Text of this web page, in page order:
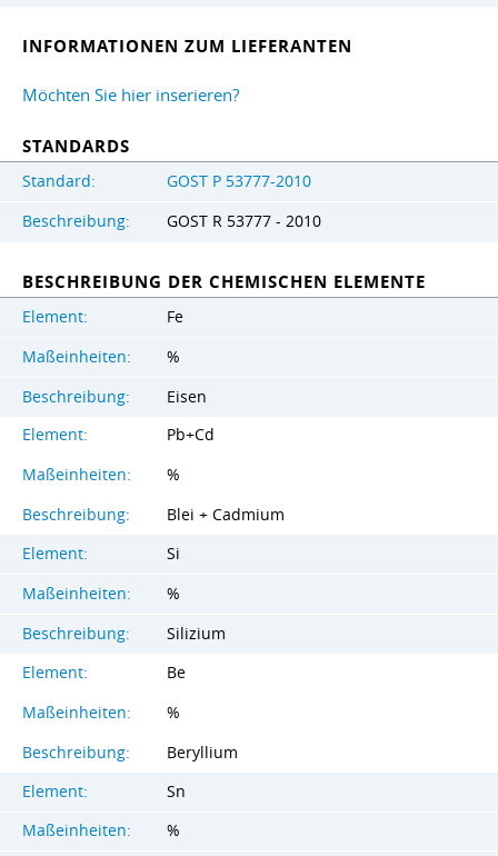
INFORMATIONEN ZUM LIEFERANTEN
Möchten Sie hier inserieren?
STANDARDS
Standard:
GOST Р 53777-2010
Beschreibung:
GOST R 53777 - 2010
BESCHREIBUNG DER CHEMISCHEN ELEMENTE
Element:
Fe
Maßeinheiten:
%
Beschreibung:
Eisen
Element:
Pb+Cd
Maßeinheiten:
%
Beschreibung:
Blei + Cadmium
Element:
Si
Maßeinheiten:
%
Beschreibung:
Silizium
Element:
Be
Maßeinheiten:
%
Beschreibung:
Beryllium
Element:
Sn
Maßeinheiten:
%